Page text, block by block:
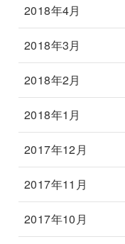
2018年4月
2018年3月
2018年2月
2018年1月
2017年12月
2017年11月
2017年10月